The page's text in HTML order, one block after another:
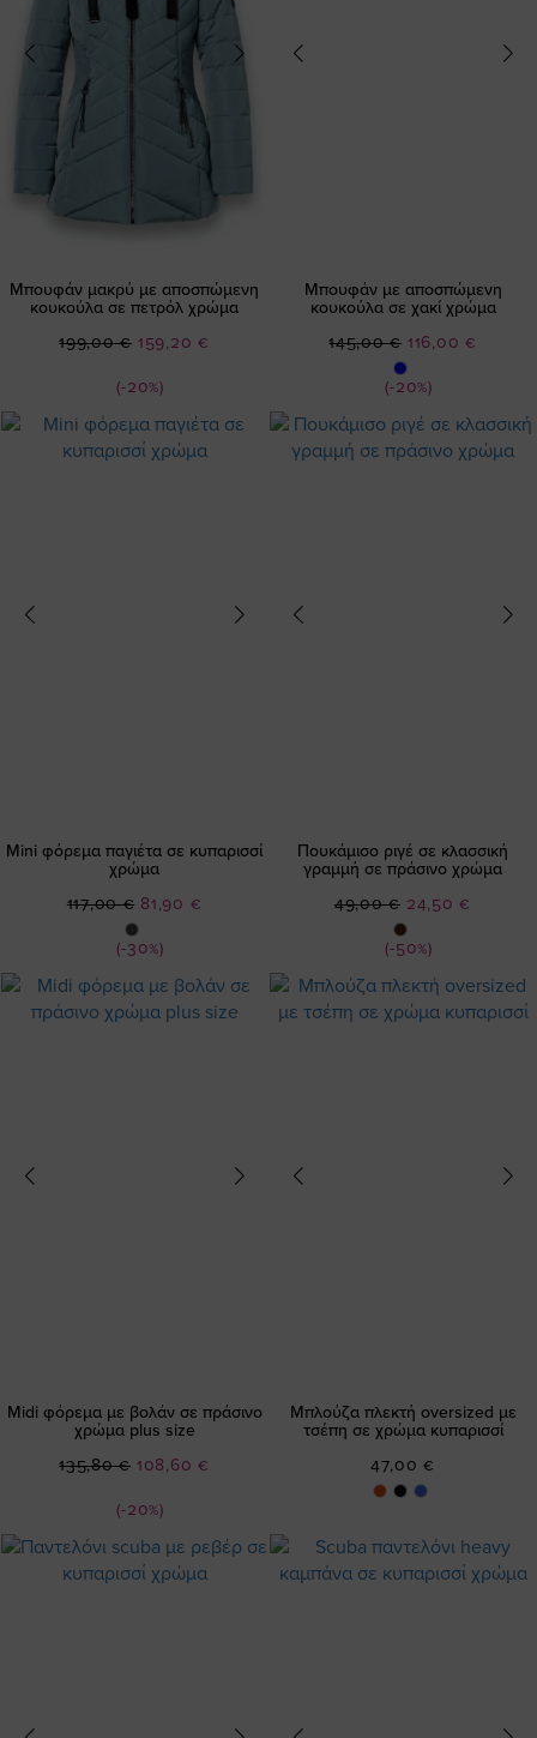
Μπουφάν μακρύ με αποσπώμενη
κουκούλα σε πετρόλ χρώμα
(-20%)
Ειδική
159,20 €
199,00 €
Μπουφάν με αποσπώμενη
κουκούλα σε χακί χρώμα
(-20%)
Ειδική
116,00 €
145,00 €
Mini φόρεμα παγιέτα σε κυπαρισσί
χρώμα
(-30%)
Ειδική
81,90 €
117,00 €
Πουκάμισο ριγέ σε κλασσική
γραμμή σε πράσινο χρώμα
(-50%)
Ειδική
Τιμή
24,50 €
49,00 €
Midi φόρεμα με βολάν σε πράσινο
χρώμα plus size
(-20%)
Ειδική
108,60 €
135,80 €
Μπλούζα πλεκτή oversized με
τσέπη σε χρώμα κυπαρισσί
47,00 €